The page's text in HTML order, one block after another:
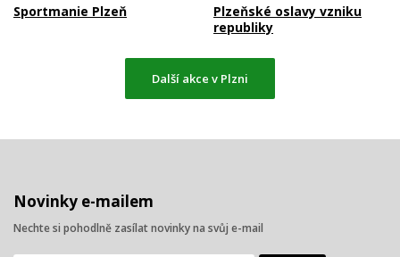
Sportmanie Plzeň
Plzeňské oslavy vzniku
republiky
Další akce v Plzni
Novinky e-mailem
Nechte si pohodlně zasílat novinky na svůj e-mail